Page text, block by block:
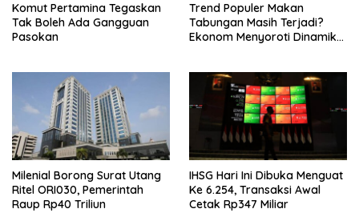
Komut Pertamina Tegaskan
Tak Boleh Ada Gangguan
Pasokan
Trend Populer Makan
Tabungan Masih Terjadi?
Ekonom Menyoroti Dinamika
Milenial Borong Surat Utang
Ritel ORI030, Pemerintah
Raup Rp40 Triliun
IHSG Hari Ini Dibuka Menguat
Ke 6.254, Transaksi Awal
Cetak Rp347 Miliar